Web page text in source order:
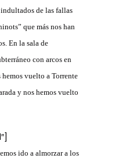
de las fallas
que más nos han
En la sala de
con arcos en
vuelto a Torrente
y nos hemos vuelto
ido a almorzar a los